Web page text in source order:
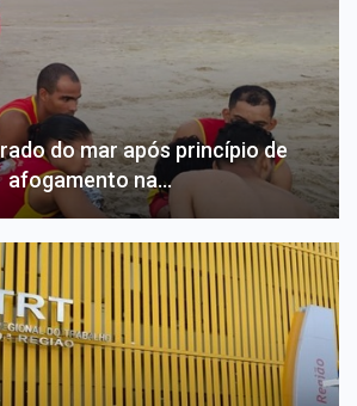
do mar após princípio de
afogamento na…